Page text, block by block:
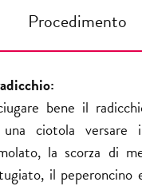
Procedimento
bene il
ciotola versare
la scorza di
il peperoncino